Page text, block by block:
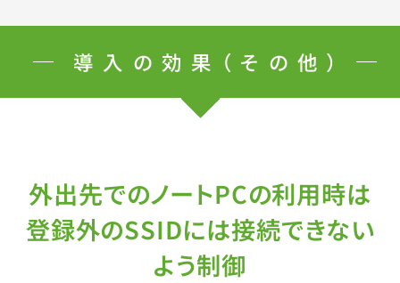
導入の効果（その他）
外出先でのノートPCの利用時は
登録外のSSIDには接続できない
よう制御